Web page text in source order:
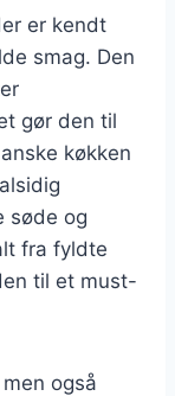
er kendt
smag. Den
gør den til
køkken
søde og
fra fyldte
til et must-
også